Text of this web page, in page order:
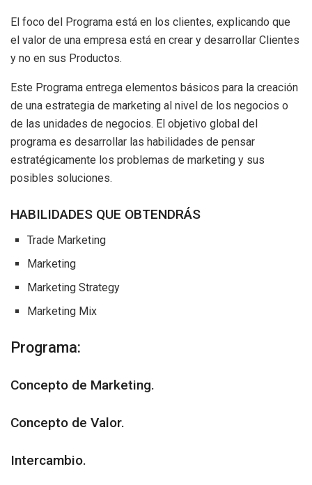
El foco del Programa está en los clientes, explicando que
el valor de una empresa está en crear y desarrollar Clientes
y no en sus Productos.
Este Programa entrega elementos básicos para la creación
de una estrategia de marketing al nivel de los negocios o
de las unidades de negocios. El objetivo global del
programa es desarrollar las habilidades de pensar
estratégicamente los problemas de marketing y sus
posibles soluciones.
HABILIDADES QUE OBTENDRÁS
Trade Marketing
Marketing
Marketing Strategy
Marketing Mix
Programa:
Concepto de Marketing.
Concepto de Valor.
Intercambio.